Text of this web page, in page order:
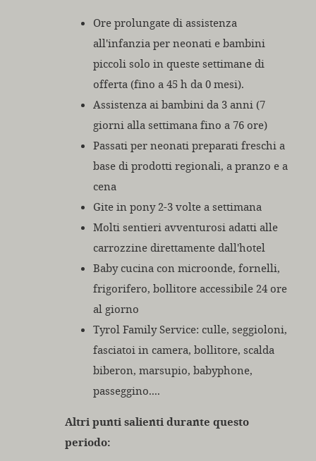
Ore prolungate di assistenza
all'infanzia per neonati e bambini
piccoli solo in queste settimane di
offerta (fino a 45 h da 0 mesi).
Assistenza ai bambini da 3 anni (7
giorni alla settimana fino a 76 ore)
Passati per neonati preparati freschi a
base di prodotti regionali, a pranzo e a
cena
Gite in pony 2-3 volte a settimana
Molti sentieri avventurosi adatti alle
carrozzine direttamente dall'hotel
Baby cucina con microonde, fornelli,
frigorifero, bollitore accessibile 24 ore
al giorno
Tyrol Family Service: culle, seggioloni,
fasciatoi in camera, bollitore, scalda
biberon, marsupio, babyphone,
passeggino....
Altri punti salienti durante questo
periodo: